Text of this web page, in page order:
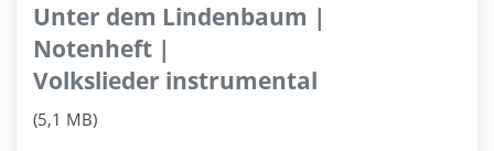
Unter dem Lindenbaum |
Notenheft |
Volkslieder instrumental
(5,1 MB)